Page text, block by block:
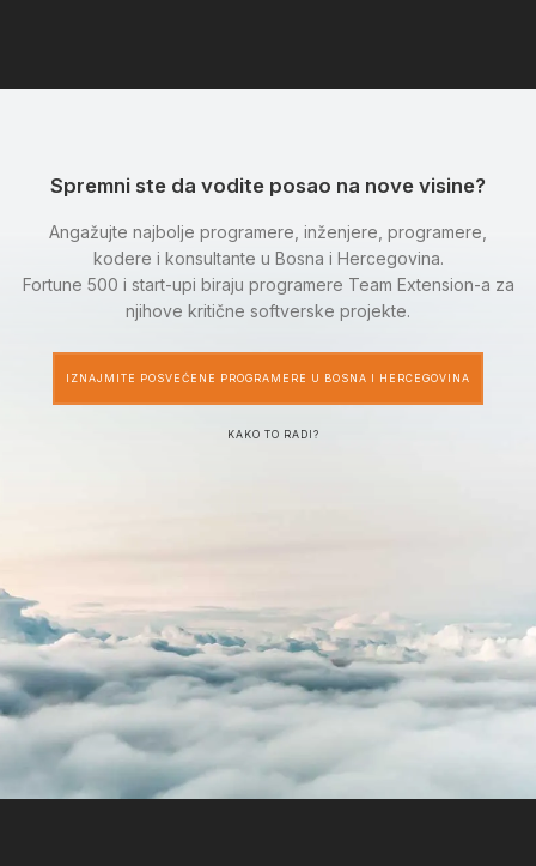
Spremni ste da vodite posao na nove visine?
Angažujte najbolje programere, inženjere, programere,
kodere i konsultante u Bosna i Hercegovina.
Fortune 500 i start-upi biraju programere Team Extension-a za
njihove kritične softverske projekte.
IZNAJMITE POSVEĆENE PROGRAMERE U BOSNA I HERCEGOVINA
KAKO TO RADI?